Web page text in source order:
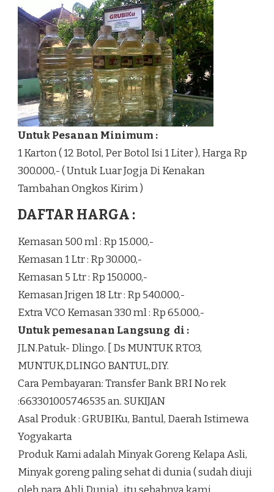
Untuk Pesanan Minimum :
1 Karton ( 12 Botol, Per Botol Isi 1 Liter ), Harga Rp
300.000,- ( Untuk Luar Jogja Di Kenakan
Tambahan Ongkos Kirim )
DAFTAR HARGA :
Kemasan 500 ml : Rp 15.000,-
Kemasan 1 Ltr : Rp 30.000,-
Kemasan 5 Ltr : Rp 150.000,-
Kemasan Jrigen 18 Ltr : Rp 540.000,-
Extra VCO Kemasan 330 ml : Rp 65.000,-
Untuk pemesanan Langsung di :
JLN.Patuk- Dlingo. [ Ds MUNTUK RTO3,
MUNTUK,DLINGO BANTUL,DIY.
Cara Pembayaran: Transfer Bank BRI No rek
:663301005746535 an. SUKIJAN
Asal Produk : GRUBIKu, Bantul, Daerah Istimewa
Yogyakarta
Produk Kami adalah Minyak Goreng Kelapa Asli,
Minyak goreng paling sehat di dunia ( sudah diuji